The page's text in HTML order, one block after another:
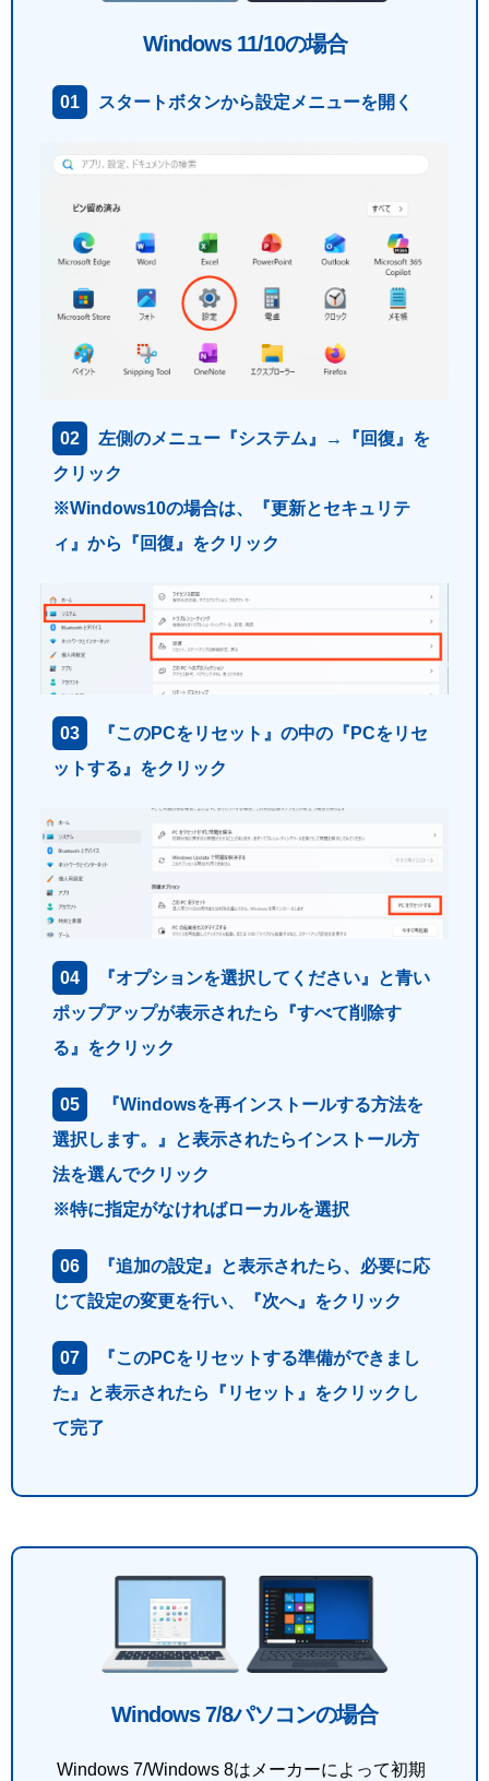
Windows 11/10の場合
スタートボタンから設定メニューを開く
左側のメニュー『システム』→『回復』を
クリック
※Windows10の場合は、『更新とセキュリテ
ィ』から『回復』をクリック
『このPCをリセット』の中の『PCをリセ
ットする』をクリック
『オプションを選択してください』と青い
ポップアップが表示されたら『すべて削除す
る』をクリック
『Windowsを再インストールする方法を
選択します。』と表示されたらインストール方
法を選んでクリック
※特に指定がなければローカルを選択
『追加の設定』と表示されたら、必要に応
じて設定の変更を行い、『次へ』をクリック
『このPCをリセットする準備ができまし
た』と表示されたら『リセット』をクリックし
て完了
Windows 7/8パソコンの場合
Windows 7/Windows 8はメーカーによって初期